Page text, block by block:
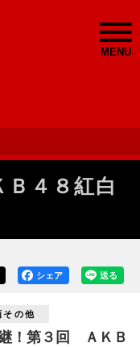
MENU
４８紅白
送る
シェア
その他
！第３回 ＡＫＢ